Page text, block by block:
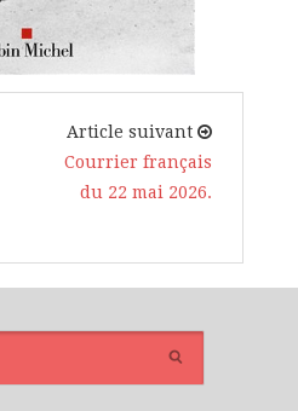
Article suivant
Courrier français
du 22 mai 2026.